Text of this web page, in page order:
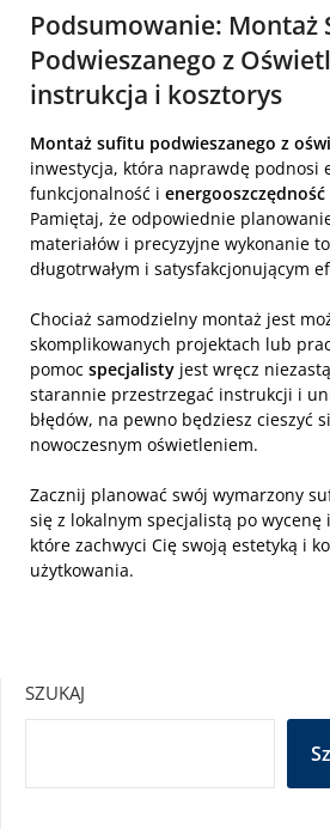
Podsumowanie: Montaż
Podwieszanego z
instrukcja i kosztorys
Montaż sufitu podwieszanego z
inwestycja, która naprawdę podnosi
funkcjonalność i energooszczędność
Pamiętaj, że odpowiednie
materiałów i precyzyjne wykonanie
długotrwałym i satysfakcjonującym
Chociaż samodzielny montaż jest
skomplikowanych projektach lub
pomoc specjalisty jest wręcz
starannie przestrzegać instrukcji i
błędów, na pewno będziesz cieszyć
nowoczesnym oświetleniem.
Zacznij planować swój wymarzony
się z lokalnym specjalistą po wycenę
które zachwyci Cię swoją estetyką i
użytkowania.
SZUKAJ